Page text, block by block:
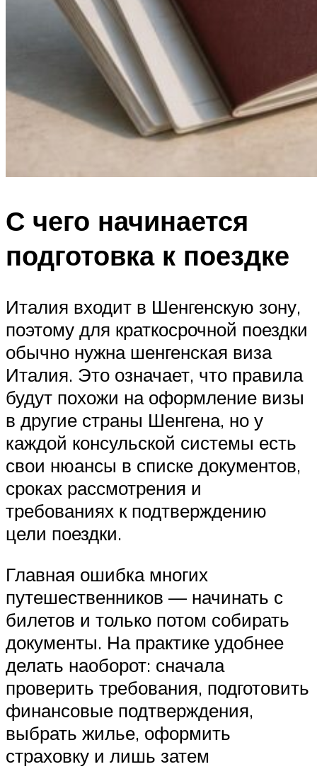
С чего начинается
подготовка к поездке
Италия входит в Шенгенскую зону,
поэтому для краткосрочной поездки
обычно нужна шенгенская виза
Италия. Это означает, что правила
будут похожи на оформление визы
в другие страны Шенгена, но у
каждой консульской системы есть
свои нюансы в списке документов,
сроках рассмотрения и
требованиях к подтверждению
цели поездки.
Главная ошибка многих
путешественников — начинать с
билетов и только потом собирать
документы. На практике удобнее
делать наоборот: сначала
проверить требования, подготовить
финансовые подтверждения,
выбрать жилье, оформить
страховку и лишь затем